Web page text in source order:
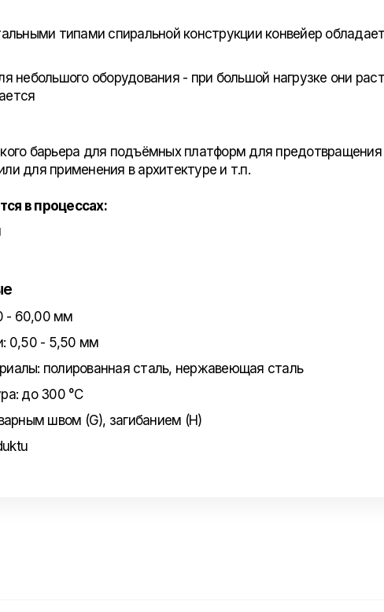
типами спиральной конструкции конвейер
небольшого оборудования - при большой нагрузке они
барьера для подъёмных платформ для
для применения в архитектуре и т.п.
в процессах:
- 60,00 мм
0,50 - 5,50 мм
полированная сталь, нержавеющая сталь
до 300 °C
швом (G), загибанием (H)